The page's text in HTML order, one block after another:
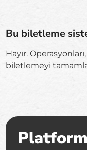
Bu biletleme
Hayır.
biletlemeyi
Platform